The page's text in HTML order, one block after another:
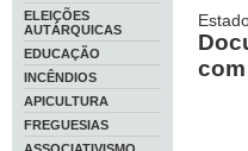
ELEIÇÕES
AUTÁRQUICAS
EDUCAÇÃO
INCÊNDIOS
APICULTURA
FREGUESIAS